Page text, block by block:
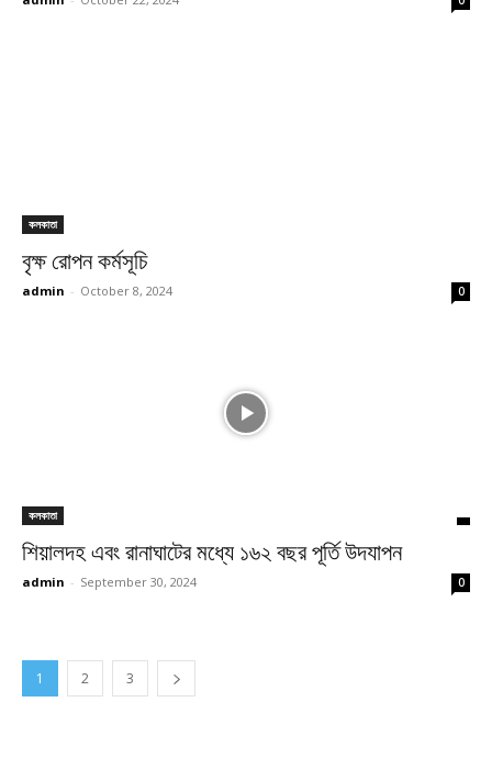
কলকাতা
বৃক্ষ রোপন কর্মসূচি
admin - October 8, 2024 0
কলকাতা
শিয়ালদহ এবং রানাঘাটের মধ্যে ১৬২ বছর পূর্তি উদযাপন
admin - September 30, 2024 0
1 2 3